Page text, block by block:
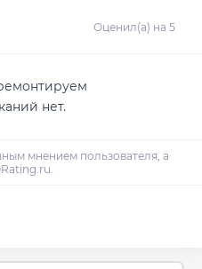
Оценил(а) на 5